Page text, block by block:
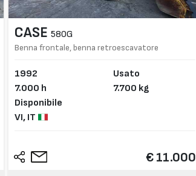
CASE 580G
Benna frontale, benna retroescavatore
1992
7.000 h
Disponibile
VI, IT
Usato
7.700 kg
€ 11.000